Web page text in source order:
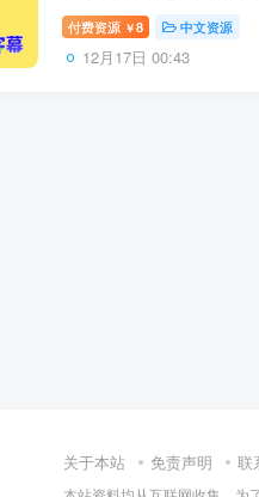
付费资源 ￥8 中文资源
12月17日 00:43
关于本站 免责声明 联